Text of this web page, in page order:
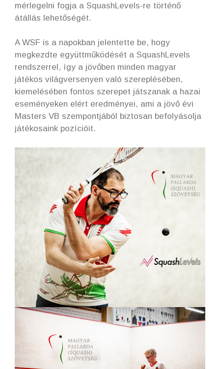
mérlegelni fogja a SquashLevels-re történő
átállás lehetőségét.
A WSF is a napokban jelentette be, hogy
megkezdte együttműködését a SquashLevels
rendszerrel, így a jövőben minden magyar
játékos világversenyen való szereplésében,
kiemelésében fontos szerepet játszanak a hazai
eseményeken elért eredményei, ami a jövő évi
Masters VB szempontjából biztosan befolyásolja
játékosaink pozícióit.